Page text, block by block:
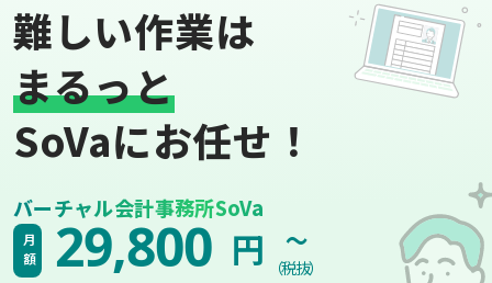
難しい作業は
まるっと
SoVaにお任せ！
バーチャル会計事務所SoVa
月額 29,800 円 ~
（税抜）